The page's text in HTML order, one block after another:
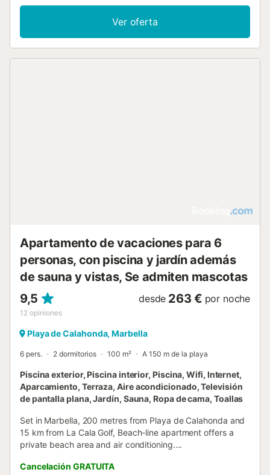
distribución incluye 2 dormitorios, equipados con una
cama king-size y camas individuales, junto con 2 baños.
La cocina está totalmente equipada con lavavajillas, horno,
microondas y cafetera, mientras que la sala de estar
Ver oferta
Apartamento de vacaciones para 6
personas, con piscina y jardín además
de sauna y vistas, Se admiten mascotas
9,5
12 opiniones
desde 263 € por noche
Playa de Calahonda, Marbella
6 pers. 2 dormitorios 100 m² A 150 m de la playa
Piscina exterior, Piscina interior, Piscina, Wifi, Internet,
Aparcamiento, Terraza, Aire acondicionado, Televisión
de pantalla plana, Jardín, Sauna, Ropa de cama, Toallas
Set in Marbella, 200 metres from Playa de Calahonda and
15 km from La Cala Golf, Beach-line apartment offers a
private beach area and air conditioning....
Cancelación GRATUITA